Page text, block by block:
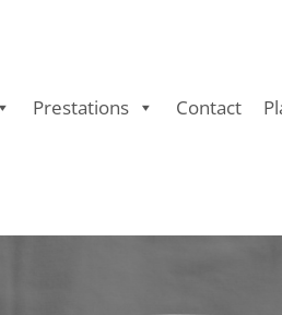
Prestations Contact